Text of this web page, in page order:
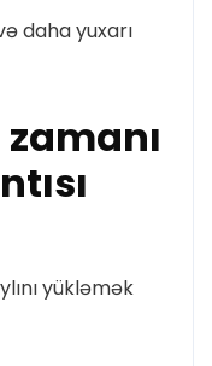
daha yuxarı
yükləmək